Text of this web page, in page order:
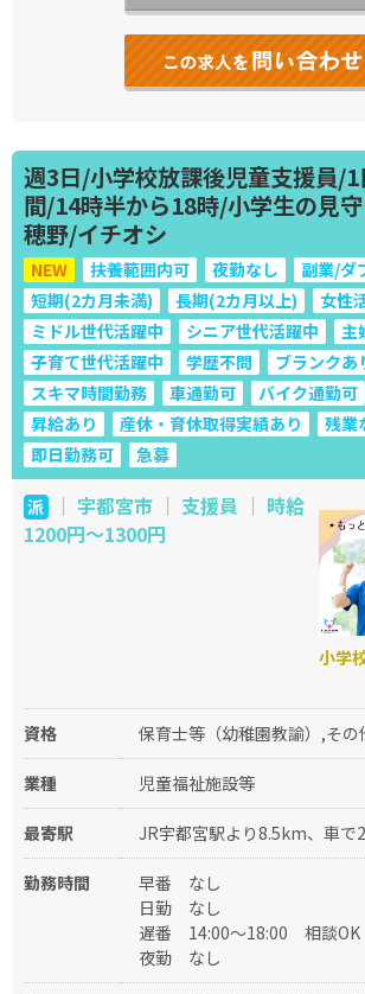
週3日/小学校放課後児童支援員/
間/14時半から18時/小学生の見
穂野/イチオシ
NEW 扶養範囲内可 夜勤なし
副業/ダ
短期(2カ月未満)
長期(2カ月以上)
女性
ミドル世代活躍中
シニア世代活躍中
主
子育て世代活躍中
学歴不問
ブランクあ
スキマ時間勤務
車通勤可 バイク通勤可
昇給あり
産休・育休取得実績あり
残業
即日勤務可
急募
派｜ 宇都宮市 ｜ 支援員 ｜ 時給
1200円～1300円
小学
資格 保育士等（幼稚園教諭）,その
業種 児童福祉施設等
最寄駅 JR宇都宮駅より8.5km、車で
勤務時間 早番
なし
日勤
なし
遅番
14:00～18:00
相談OK
夜勤
なし